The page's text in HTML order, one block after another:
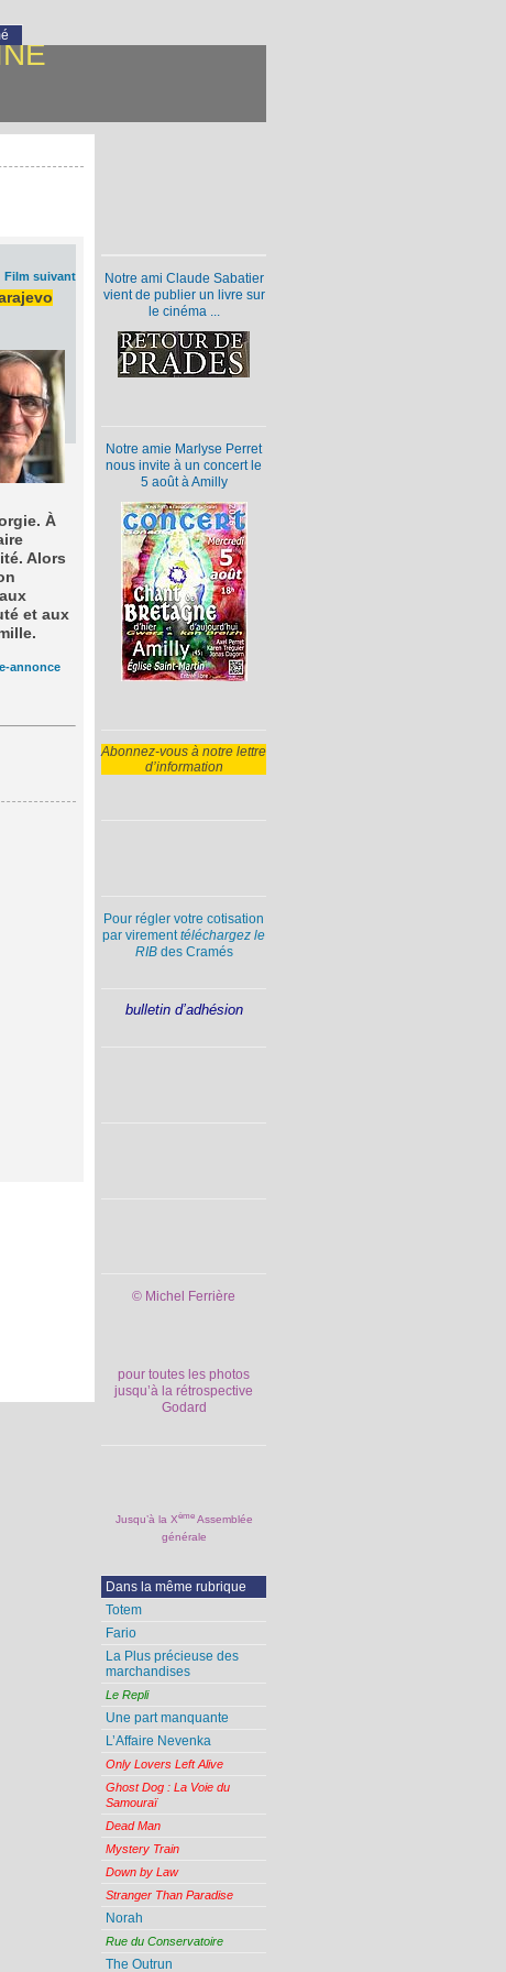
Film suivant
À
Alors
et aux
annonce
Notre ami Claude Sabatier
vient de publier un livre sur
le cinéma ...
Notre amie Marlyse Perret
nous invite à un concert le
5 août à Amilly
Abonnez-vous à notre lettre
d’information
Pour régler votre cotisation
par virementtéléchargez le
RIBdes Cramés
bulletin d’adhésion
© Michel Ferrière
pour toutes les photos
jusqu’à la rétrospective
Godard
Jusqu’à la XèmeAssemblée
générale
Dans la même rubrique
Totem
Fario
La Plus précieuse des
marchandises
Le Repli
Une part manquante
L’Affaire Nevenka
Only Lovers Left Alive
Ghost Dog : La Voie du
Samouraï
Dead Man
Mystery Train
Down by Law
Stranger Than Paradise
Norah
Rue du Conservatoire
The Outrun